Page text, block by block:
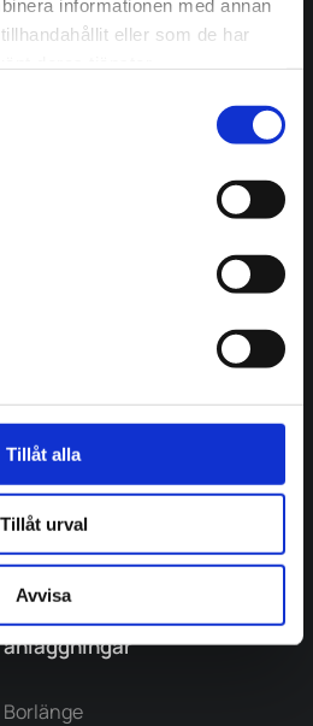
informationen med annan
eller som de har
Tillåt alla
Tillåt urval
Avvisa
kreditvärdighet
augusti 09, 2026
& kärl
anläggningar
Borlänge